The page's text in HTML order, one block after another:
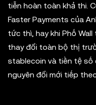
tiễn hoàn toàn khả thi.
Faster Payments của
tức thì, hay khi Phố
thay đổi toàn bộ thị
stablecoin và tiền tệ
nguyên đổi mới tiếp